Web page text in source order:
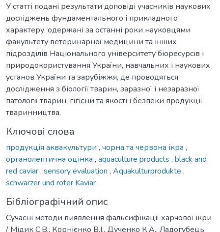
У статті подані результати доповіді учасників наукових
досліджень фундаментального і прикладного
характеру, одержані за останні роки науковцями
факультету ветеринарної медицини та інших
підрозділів Національного університету біоресурсів і
природокористування України, навчальних і наукових
установ України та зарубіжжя, де проводяться
дослідження з біології тварин, заразної і незаразної
патології тварин, гігієни та якості і безпеки продукції
тваринництва.
Ключові слова
продукція аквакультури , чорна та червона ікра ,
органолептична оцінка , aquaculture products , black and
red caviar, sensory evaluation , Aquakulturprodukte ,
schwarzer und roter Kaviar
Бібліографічний опис
Сучасні методи виявлення фальсифікації харчової ікри
/ Мідик С.В., Корнієнко В.І., Дученко К.A., Ладогубець